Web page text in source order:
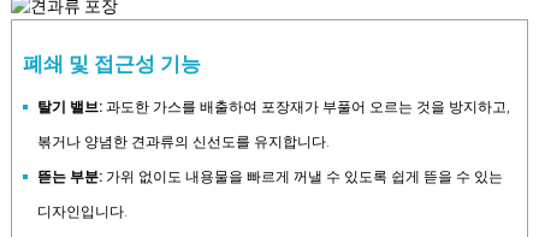
폐쇄 및 접근성 기능
탈기 밸브: 과도한 가스를 배출하여 포장재가 부풀어 오르는 것을 방지하고,
볶거나 양념한 견과류의 신선도를 유지합니다.
뜯는 부분:가위 없이도 내용물을 빠르게 꺼낼 수 있도록 쉽게 뜯을 수 있는
디자인입니다.